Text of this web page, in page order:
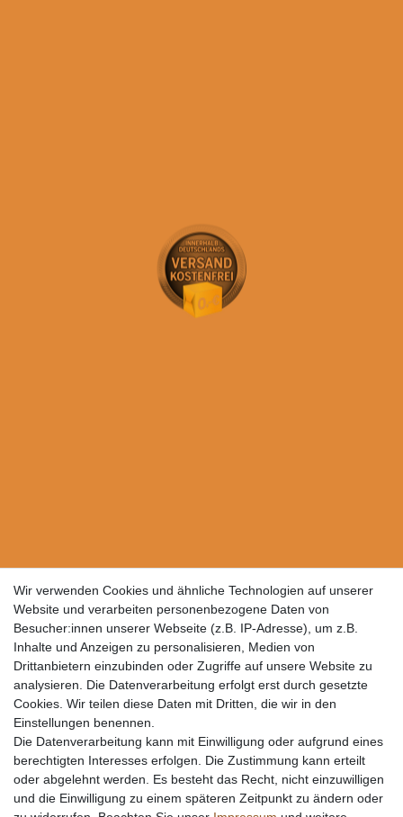
Wir verwenden Cookies und ähnliche Technologien auf unserer
Website und verarbeiten personenbezogene Daten von
Besucher:innen unserer Webseite (z.B. IP-Adresse), um z.B.
Inhalte und Anzeigen zu personalisieren, Medien von
Drittanbietern einzubinden oder Zugriffe auf unsere Website zu
analysieren. Die Datenverarbeitung erfolgt erst durch gesetzte
Cookies. Wir teilen diese Daten mit Dritten, die wir in den
Einstellungen benennen.
Die Datenverarbeitung kann mit Einwilligung oder aufgrund eines
berechtigten Interesses erfolgen. Die Zustimmung kann erteilt
oder abgelehnt werden. Es besteht das Recht, nicht einzuwilligen
und die Einwilligung zu einem späteren Zeitpunkt zu ändern oder